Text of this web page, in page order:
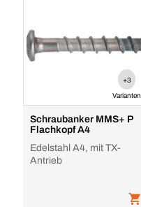
+3
Varianten
Schraubanker MMS+ P
Flachkopf A4
Edelstahl A4, mit TX-
Antrieb